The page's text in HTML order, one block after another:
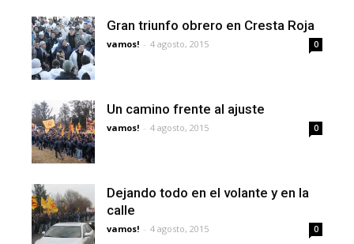
Gran triunfo obrero en Cresta Roja
vamos! - 4 agosto, 2015 0
Un camino frente al ajuste
vamos! - 4 agosto, 2015 0
Dejando todo en el volante y en la
calle
vamos! - 4 agosto, 2015 0